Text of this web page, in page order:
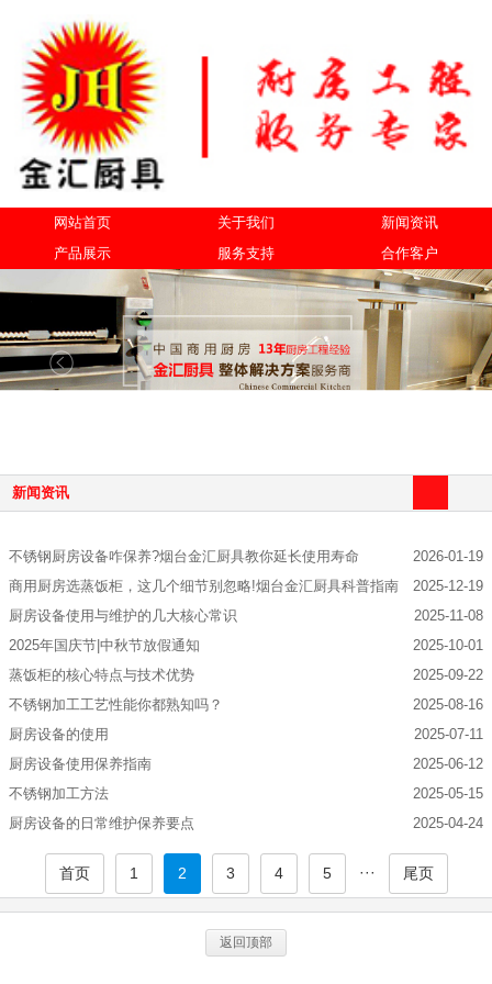
网站首页 关于我们
新闻资讯
产品展示
服务支持 合作客户
新闻资讯
不锈钢厨房设备咋保养?烟台金汇厨具教你延长使用寿命
2026-01-19
商用厨房选蒸饭柜，这几个细节别忽略!烟台金汇厨具科普指南
2025-12-19
厨房设备使用与维护的几大核心常识
2025-11-08
2025年国庆节|中秋节放假通知
2025-10-01
蒸饭柜的核心特点与技术优势
2025-09-22
不锈钢加工工艺性能你都熟知吗？
2025-08-16
厨房设备的使用
2025-07-11
厨房设备使用保养指南
2025-06-12
不锈钢加工方法
2025-05-15
厨房设备的日常维护保养要点
2025-04-24
首页 1 2 3 4 5 ··· 尾页
返回顶部